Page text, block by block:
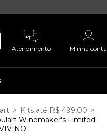
Atendimento Minha conta
> Kits até R$ 499,00 >
Winemaker's Limited